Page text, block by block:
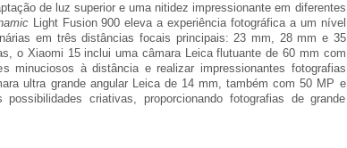
de luz superior e uma nitidez impressionante em diferentes
Light Fusion 900 eleva a experiência fotográfica a um nível
em três distâncias focais principais: 23 mm, 28 mm e 35
o Xiaomi 15 inclui uma câmara Leica flutuante de 60 mm com
minuciosos à distância e realizar impressionantes fotografias
ultra grande angular Leica de 14 mm, também com 50 MP e
criativas, proporcionando fotografias de grande